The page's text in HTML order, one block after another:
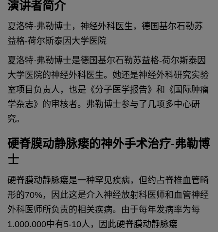
演讲者简介
夏洛特·弗勒博士，神经外科医生，德国基尔石勒苏
益格-荷尔斯泰因大学医院
夏洛特·弗勒博士是德国基尔石勒苏益格-荷尔斯泰因
大学医院的神经外科医生。她还是神经外科研究实验
室项目负责人，也是《分子医学报告》和《国际肿瘤
学杂志》的审核者。弗勒博士参与了几项多中心研
究。
硬脊膜动静脉瘘的神外手术治疗-弗勒博
士
硬脊膜动静脉瘘是一种罕见疾病，但约占脊椎血管畸
形的70%，因此这是介入神经放射科医师和血管神经
外科医师所负责的相关疾病。由于每年发病率为每
1.000.000中有5-10人，因此硬脊膜动静脉瘘